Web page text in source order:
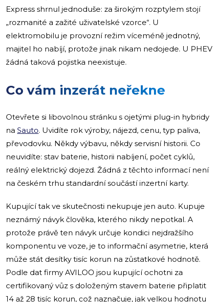
Express shrnul jednoduše: za širokým rozptylem stojí
„rozmanité a zažité uživatelské vzorce“. U
elektromobilu je provozní režim víceméně jednotný,
majitel ho nabíjí, protože jinak nikam nedojede. U PHEV
žádná taková pojistka neexistuje.
Co vám inzerát neřekne
Otevřete si libovolnou stránku s ojetými plug-in hybridy
na Sauto. Uvidíte rok výroby, nájezd, cenu, typ paliva,
převodovku. Někdy výbavu, někdy servisní historii. Co
neuvidíte: stav baterie, historii nabíjení, počet cyklů,
reálný elektrický dojezd. Žádná z těchto informací není
na českém trhu standardní součástí inzertní karty.
Kupující tak ve skutečnosti nekupuje jen auto. Kupuje
neznámý návyk člověka, kterého nikdy nepotkal. A
protože právě ten návyk určuje kondici nejdražšího
komponentu ve voze, je to informační asymetrie, která
může stát desítky tisíc korun na zůstatkové hodnotě.
Podle dat firmy AVILOO jsou kupující ochotni za
certifikovaný vůz s doloženým stavem baterie připlatit
14 až 28 tisíc korun, což naznačuje, jak velkou hodnotu